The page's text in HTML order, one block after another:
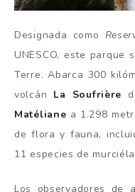
Designada como
UNESCO, este parque
Terre. Abarca 300
volcán La Soufrière
Matéliane a 1.298
de flora y fauna,
11 especies de
Los observadores de